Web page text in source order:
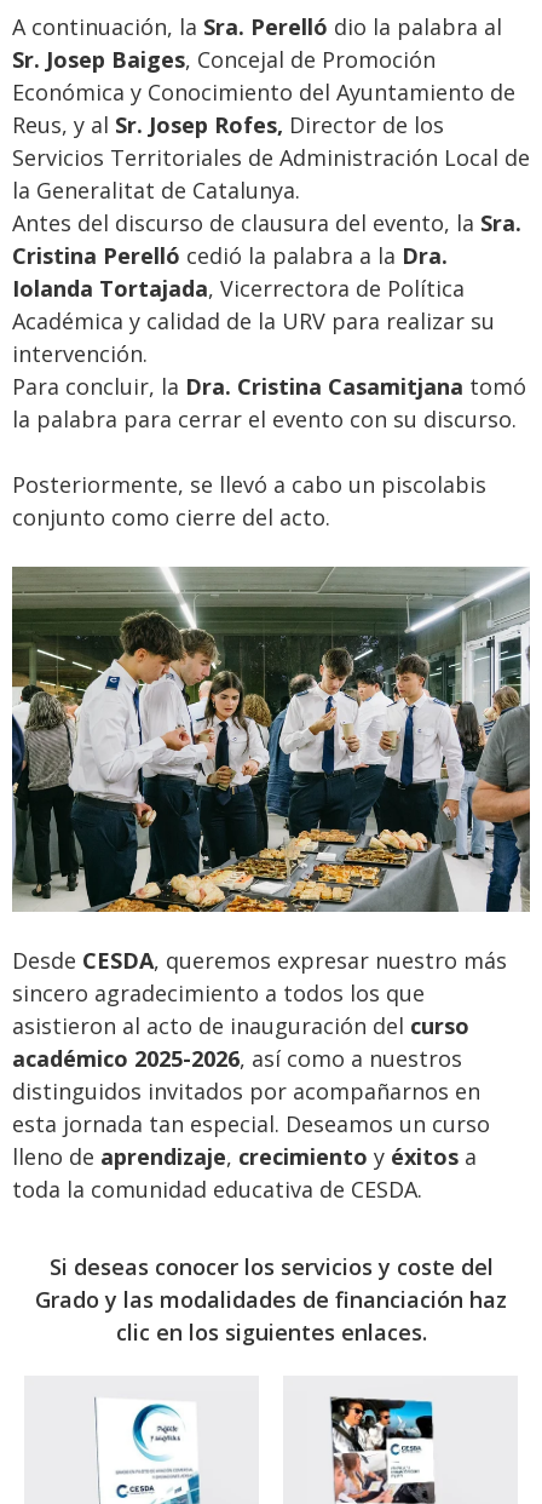
A continuación, la Sra. Perelló dio la palabra al
Sr. Josep Baiges, Concejal de Promoción
Económica y Conocimiento del Ayuntamiento de
Reus, y al Sr. Josep Rofes, Director de los
Servicios Territoriales de Administración Local de
la Generalitat de Catalunya.
Antes del discurso de clausura del evento, la Sra.
Cristina Perelló cedió la palabra a la Dra.
Iolanda Tortajada, Vicerrectora de Política
Académica y calidad de la URV para realizar su
intervención.
Para concluir, la Dra. Cristina Casamitjana tomó
la palabra para cerrar el evento con su discurso.
Posteriormente, se llevó a cabo un piscolabis
conjunto como cierre del acto.
Desde CESDA, queremos expresar nuestro más
sincero agradecimiento a todos los que
asistieron al acto de inauguración del curso
académico 2025-2026, así como a nuestros
distinguidos invitados por acompañarnos en
esta jornada tan especial. Deseamos un curso
lleno de aprendizaje, crecimiento y éxitos a
toda la comunidad educativa de CESDA.
Si deseas conocer los servicios y coste del
Grado y las modalidades de financiación haz
clic en los siguientes enlaces.